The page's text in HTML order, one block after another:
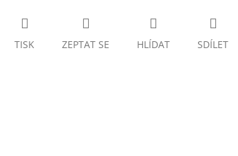
TISK ZEPTAT SE HLÍDAT SDÍLET